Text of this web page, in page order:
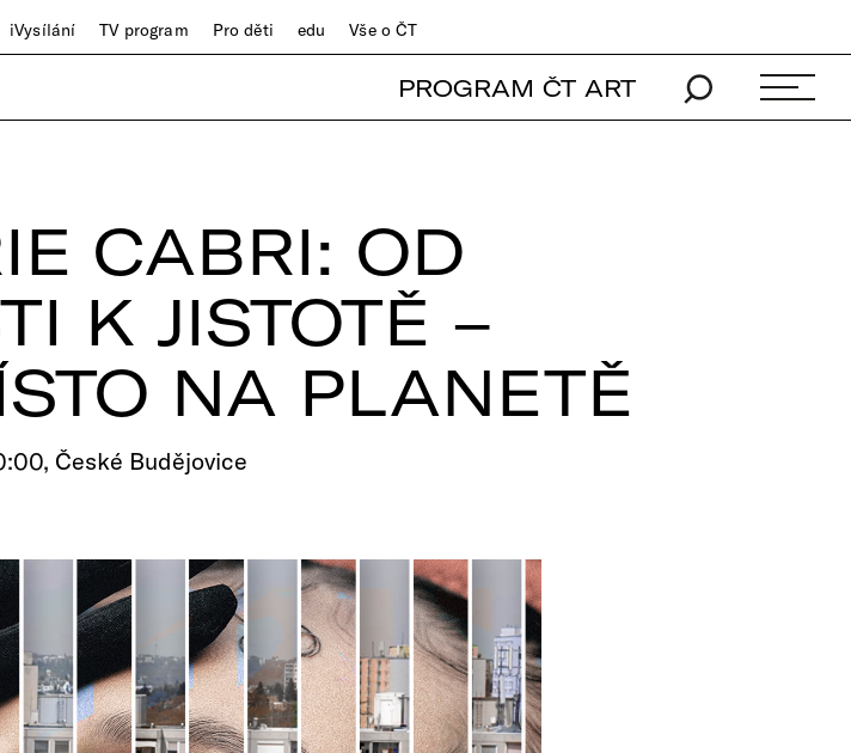
iVysílání TV program Pro děti edu Vše o ČT
PROGRAM ČT ART
CABRI: OD
K JISTOTĚ –
NA PLANETĚ
České Budějovice